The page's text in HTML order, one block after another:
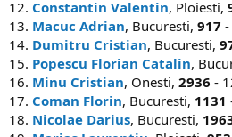
12. Constantin Valentin, Ploiesti,
13. Macuc Adrian, Bucuresti, 917
14. Dumitru Cristian, Bucuresti,
15. Popescu Florian Catalin,
16. Minu Cristian, Onesti, 2936 -
17. Coman Florin, Bucuresti, 1131
18. Nicolae Darius, Bucuresti,